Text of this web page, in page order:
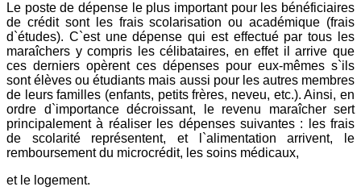
Le poste de dépense le plus important pour les bénéficiaires
de crédit sont les frais scolarisation ou académique (frais
d`études). C`est une dépense qui est effectué par tous les
maraîchers y compris les célibataires, en effet il arrive que
ces derniers opèrent ces dépenses pour eux-mêmes s`ils
sont élèves ou étudiants mais aussi pour les autres membres
de leurs familles (enfants, petits frères, neveu, etc.). Ainsi, en
ordre d`importance décroissant, le revenu maraîcher sert
principalement à réaliser les dépenses suivantes : les frais
de scolarité représentent, et l`alimentation arrivent, le
remboursement du microcrédit, les soins médicaux,
et le logement.